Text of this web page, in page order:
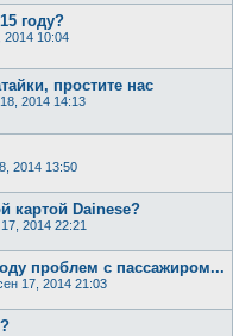
году?
2014 10:04
простите нас
2014 14:13
2014 13:50
картой Dainese?
2014 22:21
проблем с пассажиром...
17, 2014 21:03